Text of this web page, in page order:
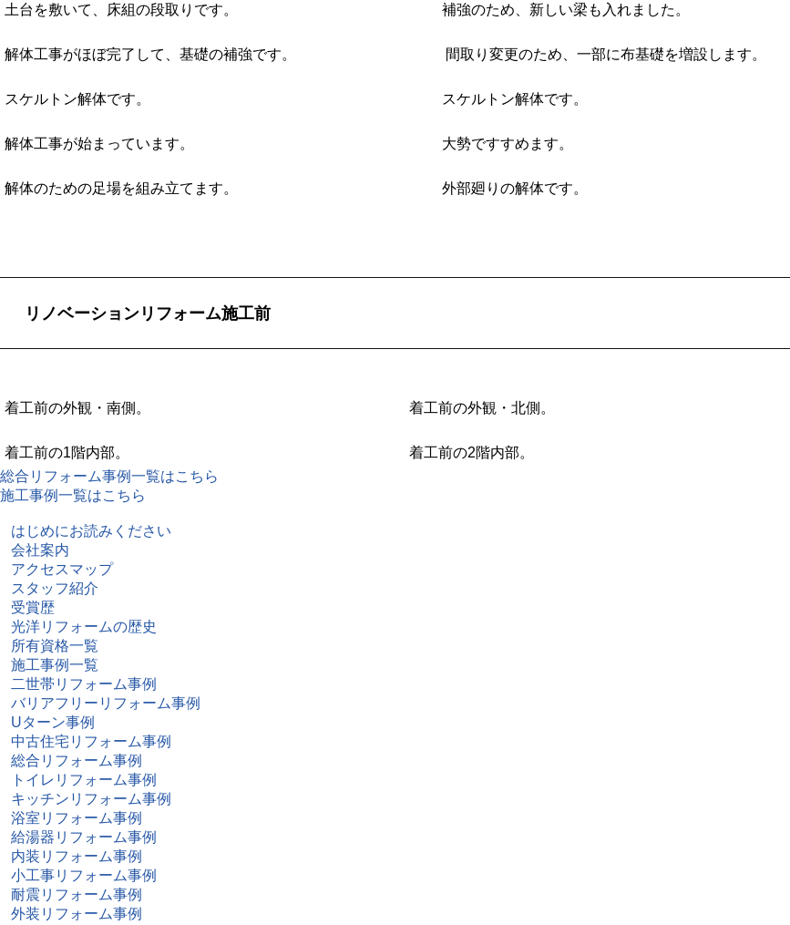
土台を敷いて、床組の段取りです。 補強のため、新しい梁も入れました。
解体工事がほぼ完了して、基礎の補強です。 間取り変更のため、一部に布基礎を増設します。
スケルトン解体です。 スケルトン解体です。
解体工事が始まっています。 大勢ですすめます。
解体のための足場を組み立てます。 外部廻りの解体です。
リノベーションリフォーム施工前
着工前の外観・南側。 着工前の外観・北側。
着工前の1階内部。 着工前の2階内部。
総合リフォーム事例一覧はこちら
施工事例一覧はこちら
はじめにお読みください
会社案内
アクセスマップ
スタッフ紹介
受賞歴
光洋リフォームの歴史
所有資格一覧
施工事例一覧
二世帯リフォーム事例
バリアフリーリフォーム事例
Uターン事例
中古住宅リフォーム事例
総合リフォーム事例
トイレリフォーム事例
キッチンリフォーム事例
浴室リフォーム事例
給湯器リフォーム事例
内装リフォーム事例
小工事リフォーム事例
耐震リフォーム事例
外装リフォーム事例